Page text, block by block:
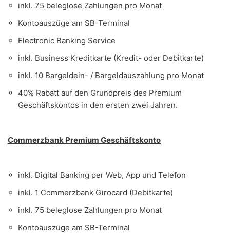
inkl. 75 beleglose Zahlungen pro Monat
Kontoauszüge am SB-Terminal
Electronic Banking Service
inkl. Business Kreditkarte (Kredit- oder Debitkarte)
inkl. 10 Bargeldein- / Bargeldauszahlung pro Monat
40% Rabatt auf den Grundpreis des Premium
Geschäftskontos in den ersten zwei Jahren.
Commerzbank Premium Geschäftskonto
inkl. Digital Banking per Web, App und Telefon
inkl. 1 Commerzbank Girocard (Debitkarte)
inkl. 75 beleglose Zahlungen pro Monat
Kontoauszüge am SB-Terminal